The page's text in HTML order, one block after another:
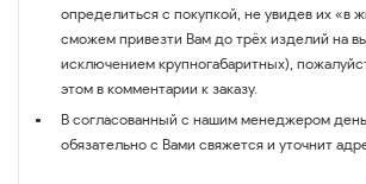
определиться с покупкой, не увидев их «в
сможем привезти Вам до трёх изделий на
исключением крупногабаритных),
этом в комментарии к заказу.
В согласованный с нашим менеджером
обязательно с Вами свяжется и уточнит